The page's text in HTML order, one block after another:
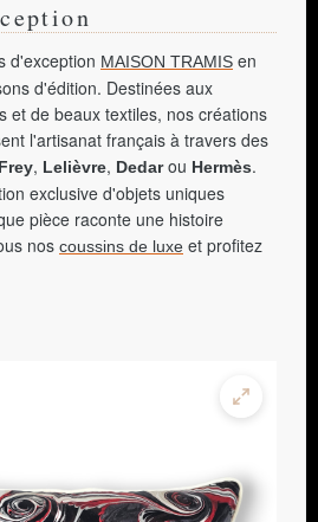
d'exception MAISON TRAMIS en
d'édition. Destinées aux
et de beaux textiles, nos créations
l'artisanat français à travers des
, Lelièvre, Dedarou Hermès.
exclusive d'objets uniques
pièce raconte une histoire
nos coussins de luxe et profitez